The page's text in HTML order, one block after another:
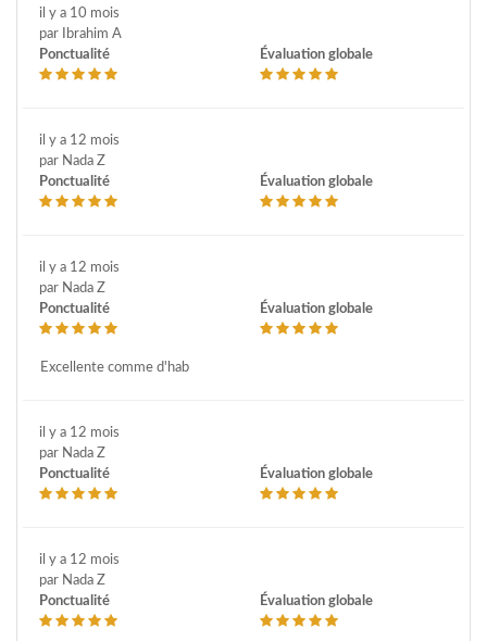
il y a 10 mois
par Ibrahim A
Ponctualité
Évaluation globale
il y a 12 mois
par Nada Z
Ponctualité
Évaluation globale
il y a 12 mois
par Nada Z
Ponctualité
Évaluation globale
Excellente comme d'hab
il y a 12 mois
par Nada Z
Ponctualité
Évaluation globale
il y a 12 mois
par Nada Z
Ponctualité
Évaluation globale